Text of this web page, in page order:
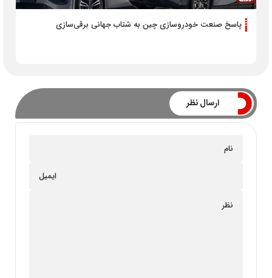
پاسخ صنعت خودروسازی چین به شتاب جهانی برقی‌سازی
ارسال نظر